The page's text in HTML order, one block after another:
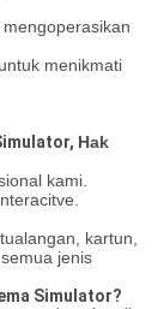
menikmati
Hak
kami.
kartun,
jenis
Simulator?